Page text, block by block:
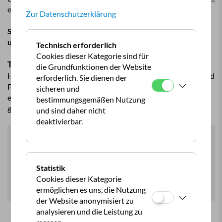
egal ob in
Sie suchen noch nach dem perfekten Campingführer? In
unseremSHOP werden Sie bestimmt fündig!
Tipp:
Hier finden Sie ein kurzes Video zum Thema Wildcampen und
Freies Stehen (Stand: 2022). Campingexpertin Sabine Fuss
erklärt uns, was es in Österreich und Europa zu beachten
gibt.
Sie haben Cookies des Drittanbieters 'youtube' nicht
aktiviert. Der Inhalt wird daher nicht geladen. Sie
ÖCC Datenschutzeinstellungen
Zur Datenschutzerklärung
Technisch erforderlich
Cookies dieser Kategorie sind für
die Grundfunktionen der Website
erforderlich. Sie dienen der
sicheren und
bestimmungsgemäßen Nutzung
und sind daher nicht
deaktivierbar.
Statistik
Cookies dieser Kategorie
ermöglichen es uns, die Nutzung
der Website anonymisiert zu
analysieren und die Leistung zu